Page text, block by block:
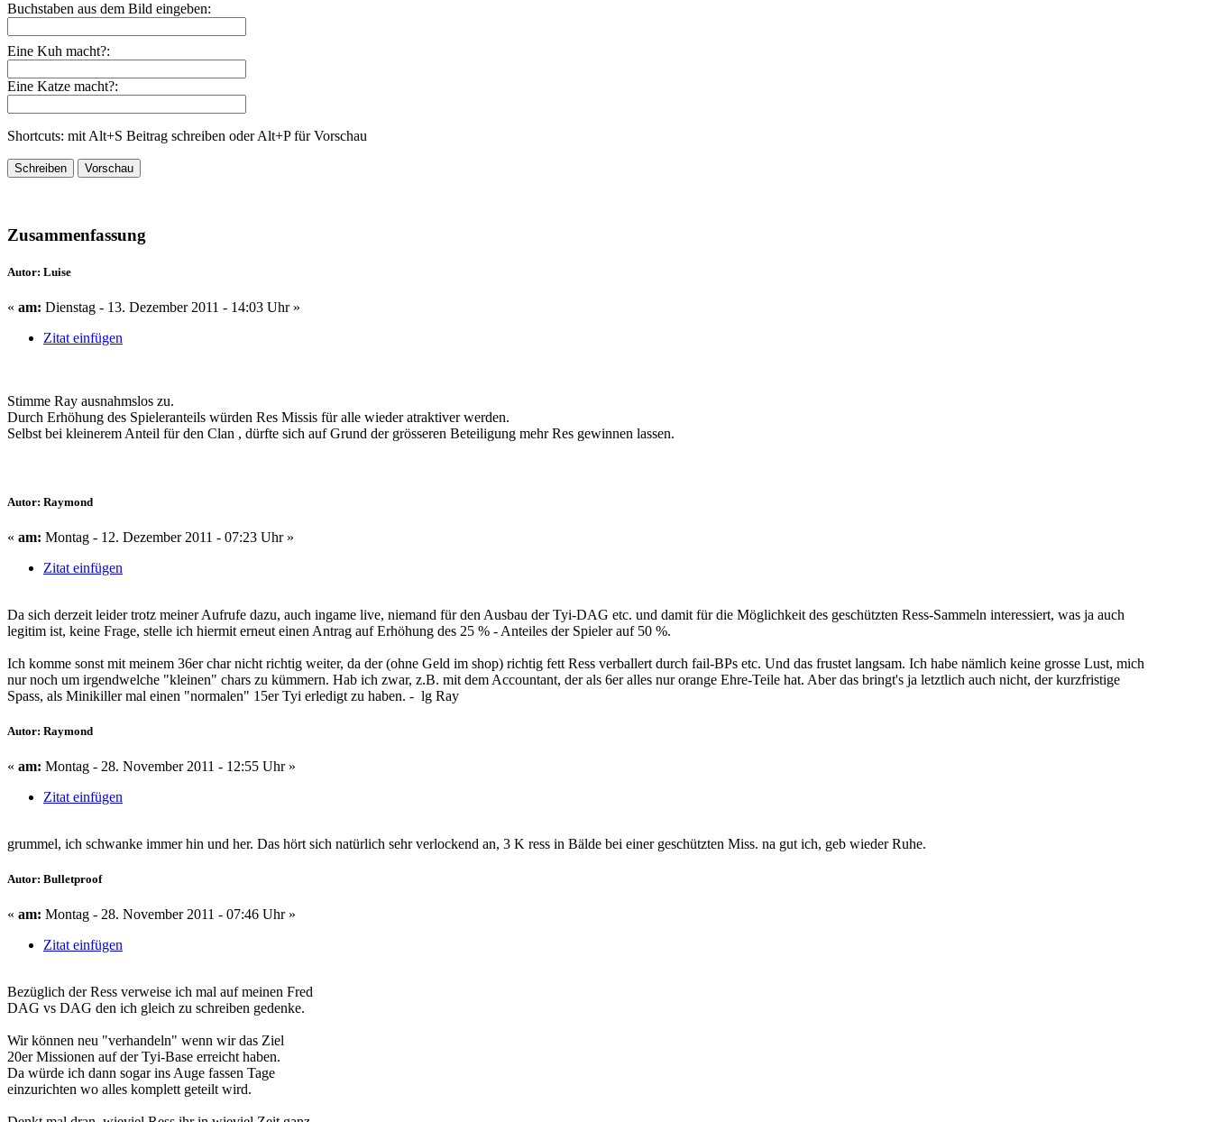
Buchstaben aus dem Bild eingeben:
Eine Kuh macht?:
Eine Katze macht?:
Shortcuts: mit Alt+S Beitrag schreiben oder Alt+P für Vorschau
Zusammenfassung
Autor: Luise
« am: Dienstag - 13. Dezember 2011 - 14:03 Uhr »
Zitat einfügen
Stimme Ray ausnahmslos zu.
Durch Erhöhung des Spieleranteils würden Res Missis für alle wieder atraktiver werden.
Selbst bei kleinerem Anteil für den Clan , dürfte sich auf Grund der grösseren Beteiligung mehr Res gewinnen lassen.
Autor: Raymond
« am: Montag - 12. Dezember 2011 - 07:23 Uhr »
Zitat einfügen
Da sich derzeit leider trotz meiner Aufrufe dazu, auch ingame live, niemand für den Ausbau der Tyi-DAG etc. und damit für die Möglichkeit des geschützten Ress-Sammeln interessiert, was ja auch
legitim ist, keine Frage, stelle ich hiermit erneut einen Antrag auf Erhöhung des 25 % - Anteiles der Spieler auf 50 %.
Ich komme sonst mit meinem 36er char nicht richtig weiter, da der (ohne Geld im shop) richtig fett Ress verballert durch fail-BPs etc. Und das frustet langsam. Ich habe nämlich keine grosse Lust, mich
nur noch um irgendwelche "kleinen" chars zu kümmern. Hab ich zwar, z.B. mit dem Accountant, der als 6er alles nur orange Ehre-Teile hat. Aber das bringt's ja letztlich auch nicht, der kurzfristige
Spass, als Minikiller mal einen "normalen" 15er Tyi erledigt zu haben. - lg Ray
Autor: Raymond
« am: Montag - 28. November 2011 - 12:55 Uhr »
Zitat einfügen
grummel, ich schwanke immer hin und her. Das hört sich natürlich sehr verlockend an, 3 K ress in Bälde bei einer geschützten Miss. na gut ich, geb wieder Ruhe.
Autor: Bulletproof
« am: Montag - 28. November 2011 - 07:46 Uhr »
Zitat einfügen
Bezüglich der Ress verweise ich mal auf meinen Fred
DAG vs DAG den ich gleich zu schreiben gedenke.
Wir können neu "verhandeln" wenn wir das Ziel
20er Missionen auf der Tyi-Base erreicht haben.
Da würde ich dann sogar ins Auge fassen Tage
einzurichten wo alles komplett geteilt wird.